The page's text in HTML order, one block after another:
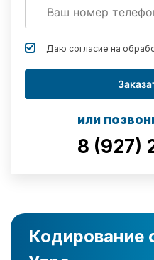
Даю согласие на
или
8 (927)
Кодирование